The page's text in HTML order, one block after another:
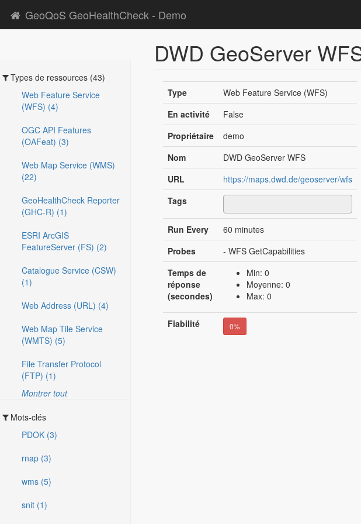
GeoQoS GeoHealthCheck - Demo
Types de ressources (43)
Web Feature Service
(WFS) (4)
OGC API Features
(OAFeat) (3)
Web Map Service (WMS)
(22)
GeoHealthCheck Reporter
(GHC-R) (1)
ESRI ArcGIS
FeatureServer (FS) (2)
Catalogue Service (CSW)
(1)
Web Address (URL) (4)
Web Map Tile Service
(WMTS) (5)
File Transfer Protocol
(FTP) (1)
Montrer tout
Mots-clés
PDOK (3)
rnap (3)
wms (5)
snit (1)
DWD GeoServer
Type
Web Feature Service (WFS)
En activité
False
Propriétaire
demo
Nom
DWD GeoServer WFS
URL
https://maps.dwd.de/geoserver/wfs
Tags
Run Every
60 minutes
Probes
- WFS GetCapabilities
Temps de
réponse
(secondes)
Min: 0
Moyenne: 0
Max: 0
Fiabilité 0%